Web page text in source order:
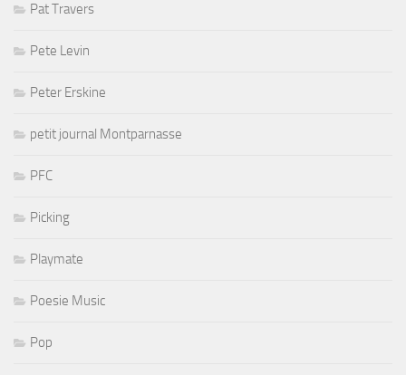
Pat Travers
Pete Levin
Peter Erskine
petit journal Montparnasse
PFC
Picking
Playmate
Poesie Music
Pop